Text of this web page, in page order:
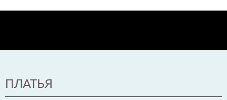
ПЛАТЬЯ